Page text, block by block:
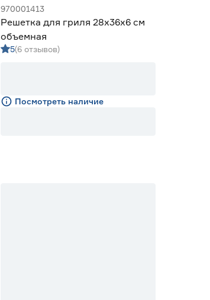
970001413
Решетка для гриля 28x36x6 см
объемная
5(6 отзывов)
Посмотреть наличие